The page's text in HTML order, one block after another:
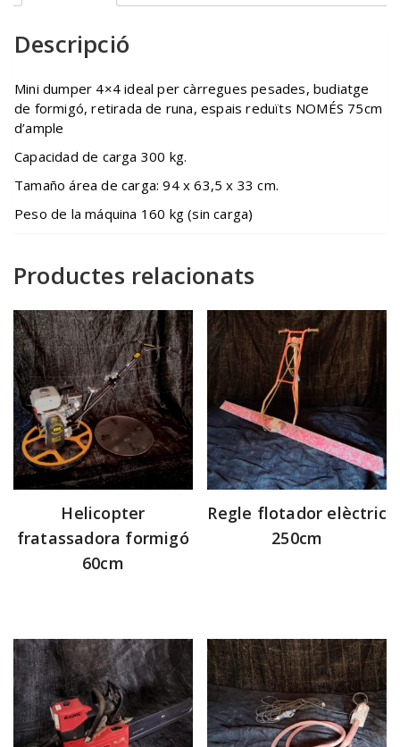
Descripció
Mini dumper 4×4 ideal per càrregues pesades, budiatge
de formigó, retirada de runa, espais reduïts NOMÉS 75cm
d’ample
Capacidad de carga 300 kg.
Tamaño área de carga: 94 x 63,5 x 33 cm.
Peso de la máquina 160 kg (sin carga)
Productes relacionats
Helicopter
fratassadora formigó
60cm
Regle flotador elèctric
250cm